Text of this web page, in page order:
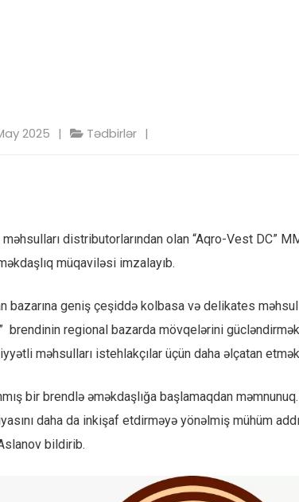
2025 Tədbirlər
məhsulları distributorlarından olan “Aqro-Vest DC”
müqaviləsi imzalayıb.
bazarına geniş çeşiddə kolbasa və delikates
brendinin regional bazarda mövqelərini
məhsulları istehlakçılar üçün daha əlçatan etmək
bir brendlə əməkdaşlığa başlamaqdan
daha da inkişaf etdirməyə yönəlmiş mühüm
bildirib.